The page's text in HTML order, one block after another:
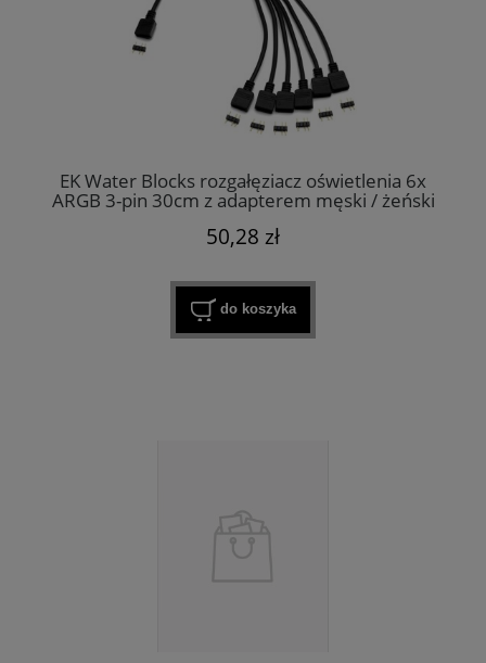
EK Water Blocks rozgałęziacz oświetlenia 6x
ARGB 3-pin 30cm z adapterem męski / żeński
50,28 zł
do koszyka